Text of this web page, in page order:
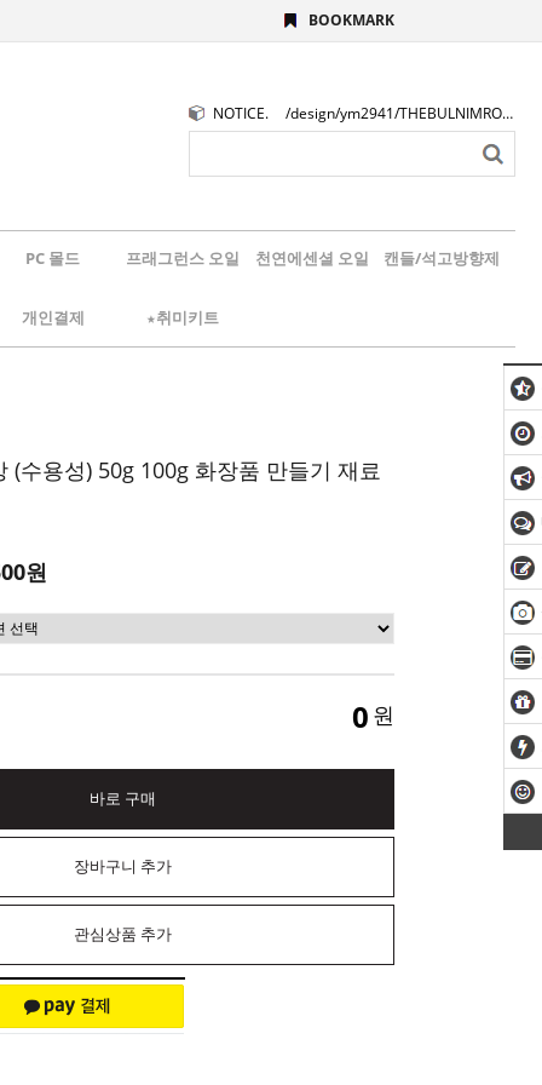
BOOKMARK
NOTICE. /design/ym2941/THEBULNIMROGO.png
PC 몰드 프래그런스 오일 천연에센셜 오일 캔들/석고방향제
개인결제 ★취미키트
(수용성) 50g 100g 화장품 만들기 재료
원
0 원
바로 구매
장바구니 추가
관심상품 추가